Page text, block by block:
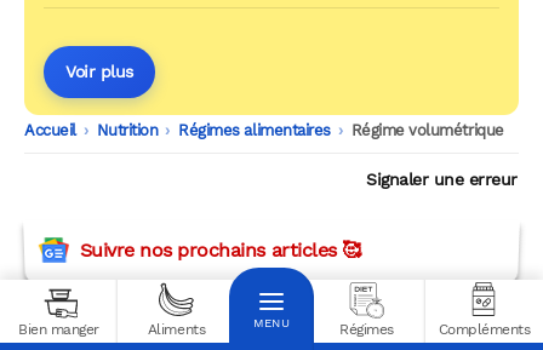
Voir plus
Accueil -
Nutrition -
Régimes alimentaires -
Régime volumétrique
Signaler une erreur
Suivre nos prochains articles 🥰
Les informations de cet article le sont à titre informatif uniquement et ne
remplacent pas l'avis d'un médecin. Si vous avez un problème de santé,
Bien manger Aliments Régimes Compléments